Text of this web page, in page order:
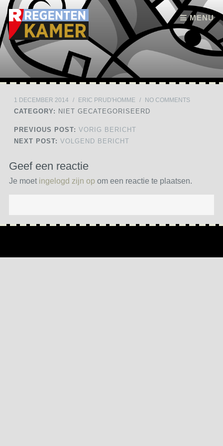
MENU
Skip to content
1 DECEMBER 2014 / ERIC PRUD'HOMME / NO COMMENTS
CATEGORY: NIET GECATEGORISEERD
PREVIOUS POST: VORIG BERICHT
NEXT POST: VOLGEND BERICHT
Geef een reactie
Je moet ingelogd zijn op om een reactie te plaatsen.